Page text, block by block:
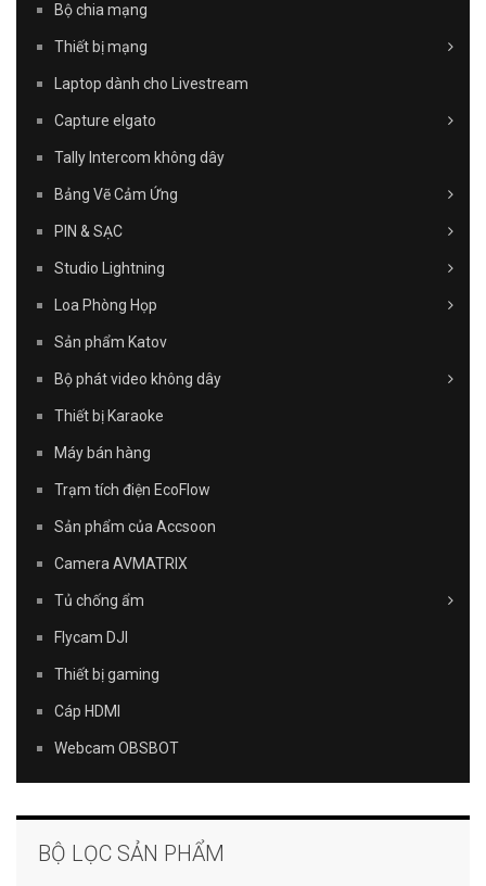
Bộ chia mạng
Thiết bị mạng
Laptop dành cho Livestream
Capture elgato
Tally Intercom không dây
Bảng Vẽ Cảm Ứng
PIN & SẠC
Studio Lightning
Loa Phòng Họp
Sản phẩm Katov
Bộ phát video không dây
Thiết bị Karaoke
Máy bán hàng
Trạm tích điện EcoFlow
Sản phẩm của Accsoon
Camera AVMATRIX
Tủ chống ẩm
Flycam DJI
Thiết bị gaming
Cáp HDMI
Webcam OBSBOT
BỘ LỌC SẢN PHẨM